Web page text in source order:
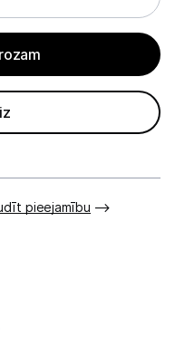
pieejamību